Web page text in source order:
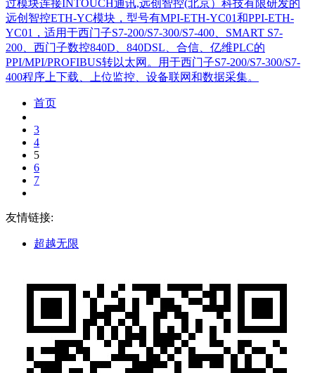
过模块连接INTOUCH通讯,远创智控(北京）科技有限研发的
远创智控ETH-YC模块，型号有MPI-ETH-YC01和PPI-ETH-
YC01，适用于西门子S7-200/S7-300/S7-400、SMART S7-
200、西门子数控840D、840DSL、合信、亿维PLC的
PPI/MPI/PROFIBUS转以太网。用于西门子S7-200/S7-300/S7-
400程序上下载、上位监控、设备联网和数据采集。
首页
3
4
5
6
7
友情链接:
超越无限